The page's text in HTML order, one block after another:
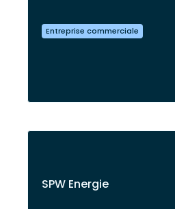
Entreprise commerciale
SPW Energie